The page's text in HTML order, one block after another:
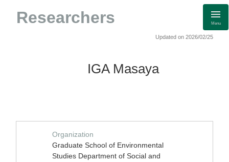
Researchers Menu
Updated on 2026/02/25
IGA Masaya
Organization
Graduate School of Environmental
Studies Department of Social and